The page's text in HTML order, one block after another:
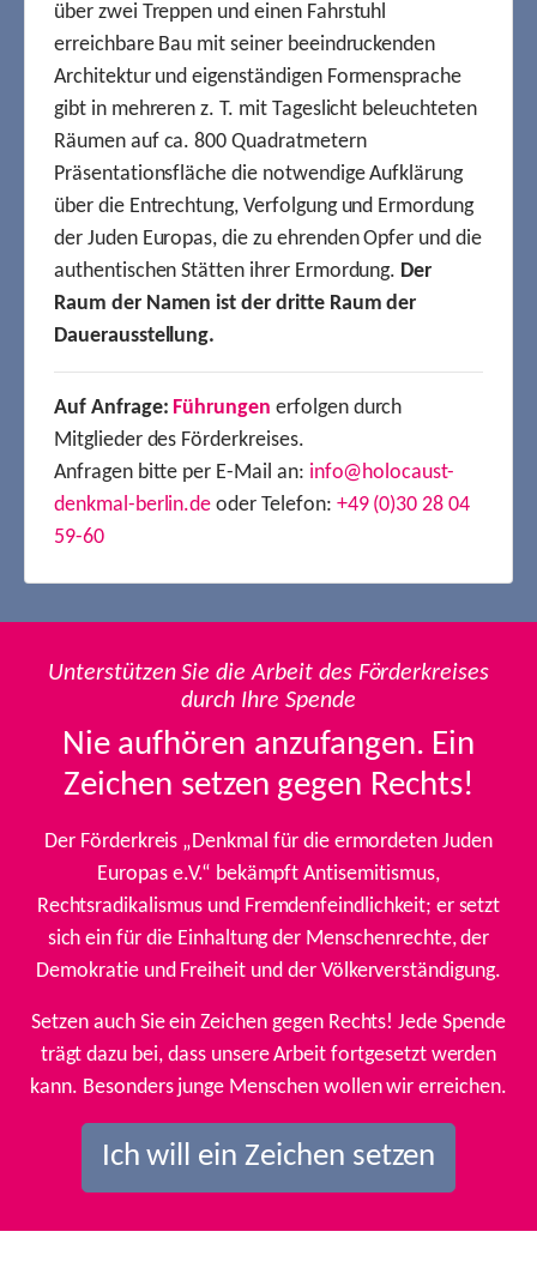
über zwei Treppen und einen Fahrstuhl
erreichbare Bau mit seiner beeindruckenden
Architektur und eigenständigen Formensprache
gibt in mehreren z. T. mit Tageslicht beleuchteten
Räumen auf ca. 800 Quadratmetern
Präsentationsfläche die notwendige Aufklärung
über die Entrechtung, Verfolgung und Ermordung
der Juden Europas, die zu ehrenden Opfer und die
authentischen Stätten ihrer Ermordung. Der
Raum der Namen ist der dritte Raum der
Dauerausstellung.
Auf Anfrage: Führungen erfolgen durch
Mitglieder des Förderkreises.
Anfragen bitte per E-Mail an: info@holocaust-
denkmal-berlin.de oder Telefon: +49 (0)30 28 04
59-60
Unterstützen Sie die Arbeit des Förderkreises
durch Ihre Spende
Nie aufhören anzufangen. Ein
Zeichen setzen gegen Rechts!
Der Förderkreis „Denkmal für die ermordeten Juden
Europas e.V.“ bekämpft Antisemitismus,
Rechtsradikalismus und Fremdenfeindlichkeit; er setzt
sich ein für die Einhaltung der Menschenrechte, der
Demokratie und Freiheit und der Völkerverständigung.
Setzen auch Sie ein Zeichen gegen Rechts! Jede Spende
trägt dazu bei, dass unsere Arbeit fortgesetzt werden
kann. Besonders junge Menschen wollen wir erreichen.
Ich will ein Zeichen setzen